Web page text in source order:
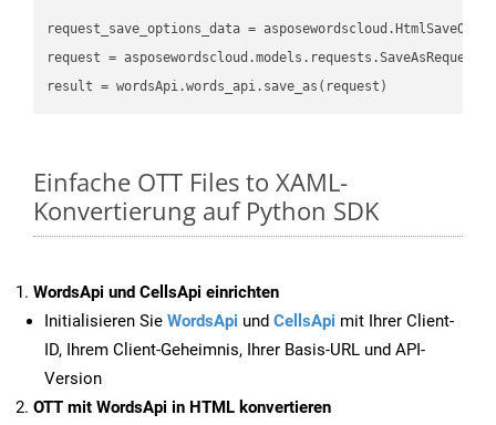
request_save_options_data =
request
result
Einfache OTT Files to XAML-
Konvertierung auf Python SDK
WordsApi und CellsApi einrichten
Initialisieren Sie WordsApi und CellsApi mit Ihrer Client-
ID, Ihrem Client-Geheimnis, Ihrer Basis-URL und API-
Version
OTT mit WordsApi in HTML konvertieren